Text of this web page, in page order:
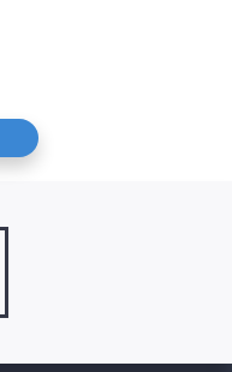
始めた女性ドライバーも現在2